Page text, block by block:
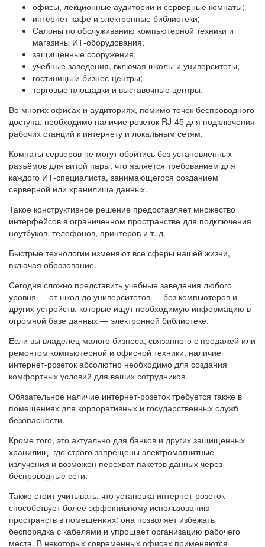
офисы, лекционные аудитории и серверные комнаты;
интернет-кафе и электронные библиотеки;
Салоны по обслуживанию компьютерной техники и
магазины ИТ-оборудования;
защищенные сооружения;
учебные заведения, включая школы и университеты;
гостиницы и бизнес-центры;
торговые площадки и выставочные центры.
Во многих офисах и аудиториях, помимо точек беспроводного
доступа, необходимо наличие розеток RJ-45 для подключения
рабочих станций к интернету и локальным сетям.
Комнаты серверов не могут обойтись без установленных
разъёмов для витой пары, что является требованием для
каждого ИТ-специалиста, занимающегося созданием
серверной или хранилища данных.
Такое конструктивное решение предоставляет множество
интерфейсов в ограниченном пространстве для подключения
ноутбуков, телефонов, принтеров и т. д.
Быстрые технологии изменяют все сферы нашей жизни,
включая образование.
Сегодня сложно представить учебные заведения любого
уровня — от школ до университетов — без компьютеров и
других устройств, которые ищут необходимую информацию в
огромной базе данных — электронной библиотеке.
Если вы владелец малого бизнеса, связанного с продажей или
ремонтом компьютерной и офисной техники, наличие
интернет-розеток абсолютно необходимо для создания
комфортных условий для ваших сотрудников.
Обязательное наличие интернет-розеток требуется также в
помещениях для корпоративных и государственных служб
безопасности.
Кроме того, это актуально для банков и других защищенных
хранилищ, где строго запрещены электромагнитные
излучения и возможен перехват пакетов данных через
беспроводные сети.
Также стоит учитывать, что установка интернет-розеток
способствует более эффективному использованию
пространств в помещениях: она позволяет избежать
беспорядка с кабелями и упрощает организацию рабочего
места. В некоторых современных офисах применяются